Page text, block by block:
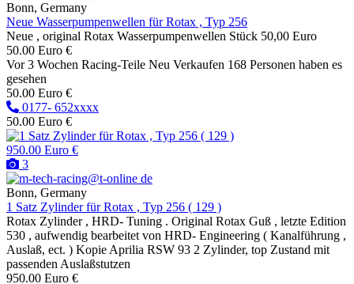
Bonn, Germany
Neue Wasserpumpenwellen für Rotax , Typ 256
Neue , original Rotax Wasserpumpenwellen Stück 50,00 Euro
50.00 Euro €
Vor 3 Wochen Racing-Teile Neu Verkaufen 168 Personen haben es
gesehen
50.00 Euro €
0177- 652xxxx
50.00 Euro €
950.00 Euro €
3
Bonn, Germany
1 Satz Zylinder für Rotax , Typ 256 ( 129 )
Rotax Zylinder , HRD- Tuning . Original Rotax Guß , letzte Edition
530 , aufwendig bearbeitet von HRD- Engineering ( Kanalführung ,
Auslaß, ect. ) Kopie Aprilia RSW 93 2 Zylinder, top Zustand mit
passenden Auslaßstutzen
950.00 Euro €